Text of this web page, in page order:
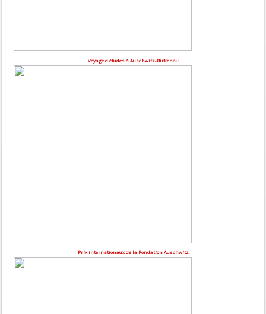
Voyage d'études à Auschwitz-Birkenau
Prix internationaux de la Fondation Auschwitz